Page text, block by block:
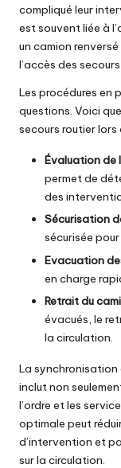
compliqué leur
est souvent liée à
un camion
l’accès des
Les procédures en
questions. Voici
secours routier
Évaluation de
permet de
des
Sécurisation
sécurisée
Evacuation
en charge
Retrait du
évacués, le
la circulation.
La synchronisation
inclut non
l’ordre et les
optimale peut
d’intervention et
sur la circulation.